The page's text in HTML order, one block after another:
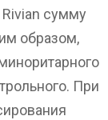
сумму
образом,
При